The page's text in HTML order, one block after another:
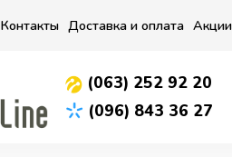
Контакты Доставка и оплата Акции
(063) 252 92 20
(096) 843 36 27